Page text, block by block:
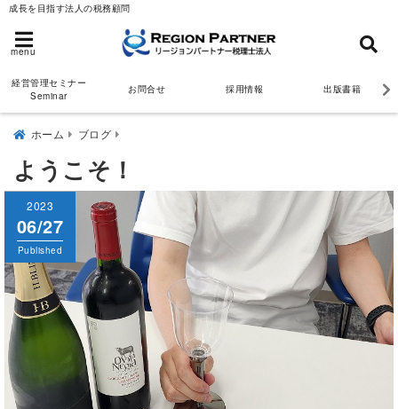
成長を目指す法人の税務顧問
menu
経営管理セミナー
Seminar
お問合せ 採用情報 出版書籍
ホーム ブログ
ようこそ！
2023
06/27
Published